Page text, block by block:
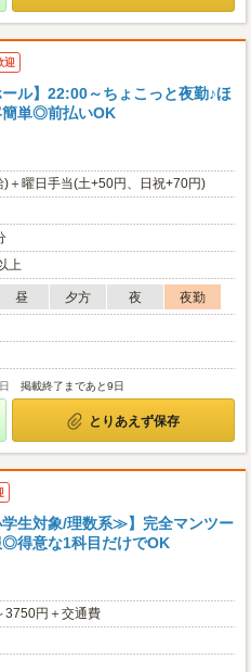
迎
ール】22:00～ちょこっと夜勤♪ほ
簡単◎前払いOK
＋曜日手当(土+50円、日祝+70円)
上
昼 夕方 夜
夜勤
掲載終了まであと9日
とりあえず保存
学生対象/理数系≫】完全マンツー
◎得意な1科目だけでOK
3750円＋交通費